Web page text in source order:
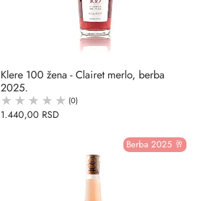
Klere 100 žena - Clairet merlo, berba
2025.
(0)
1.440,00 RSD
Berba 2025 🥂